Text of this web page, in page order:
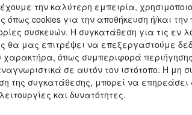
την καλύτερη εμπειρία,
όπως cookies για την αποθήκευση ή/και
συσκευών. Η συγκατάθεση για τις εν
θα μας επιτρέψει να επεξεργαστούμε
χαρακτήρα, όπως συμπεριφορά
σε αυτόν τον ιστότοπο. Η μη
της συγκατάθεσης, μπορεί να επηρεάσει
και δυνατότητες.
λακ και όλα τα χημικά
ή ζημιά που μπορεί να
Τρόπους Πληρωμής για την